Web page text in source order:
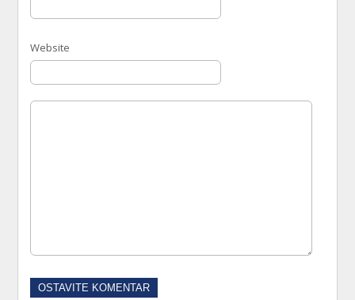
Website